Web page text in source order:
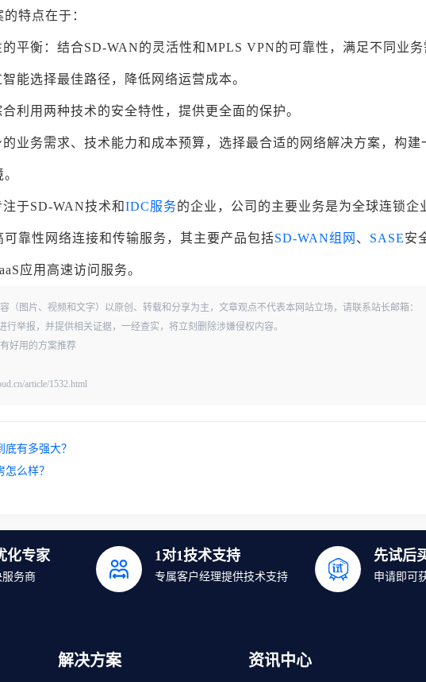
特点在于：
平衡：结合SD-WAN的灵活性和MPLS VPN的可靠性，满足不同业务
能选择最佳路径，降低网络运营成本。
利用两种技术的安全特性，提供更全面的保护。
业务需求、技术能力和成本预算，选择最合适的网络解决方案，构建
于SD-WAN技术和IDC服务的企业，公司的主要业务是为全球连锁企
靠性网络连接和传输服务，其主要产品包括SD-WAN组网 、 SASE安
应用高速访问服务。
（图片、视频和文字）以原创、转载和分享为主，文章观点不代表本网站立场，请联系站长邮箱：
进行举报，并提供相关证据，一经查实，将立刻删除涉嫌侵权内容。
好用的方案推荐
article/1532.html
有多强大？
么样？
化专家
服务商
1对1技术支持
专属客户经理提供技术支持
先试后
申请即可
解决方案 资讯中心